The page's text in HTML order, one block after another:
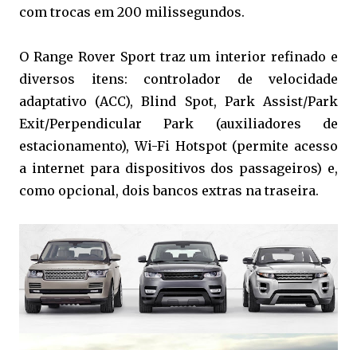
com trocas em 200 milissegundos.
O Range Rover Sport traz um interior refinado e
diversos itens: controlador de velocidade
adaptativo (ACC), Blind Spot, Park Assist/Park
Exit/Perpendicular Park (auxiliadores de
estacionamento), Wi-Fi Hotspot (permite acesso
a internet para dispositivos dos passageiros) e,
como opcional, dois bancos extras na traseira.